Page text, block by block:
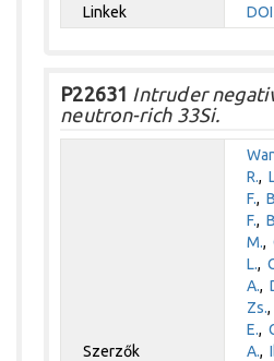
Linkek
DOI
P22631 Intruder
neutron-rich 33Si.
Szerzők
R.,
F.,
F.,
M.,
L.,
A.,
Zs.
E.,
A.,